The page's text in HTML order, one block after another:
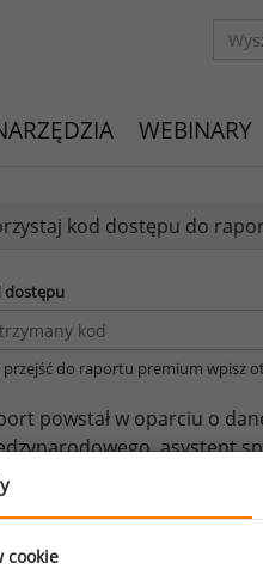
WEBINARY
kod dostępu do
dostępu
przejść do raportu premium wpisz
powstał w oparciu o
asystent
posiadasz dostęp, do
raporty dla
cookie